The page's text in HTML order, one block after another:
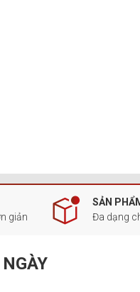
giản
SẢN
Đa dạng